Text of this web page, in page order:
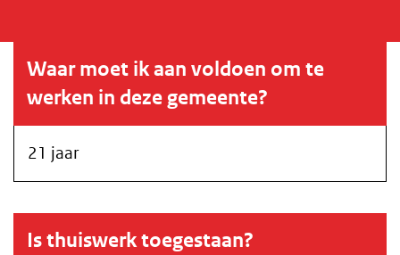
Waar moet ik aan voldoen om te
werken in deze gemeente?
21 jaar
Is thuiswerk toegestaan?